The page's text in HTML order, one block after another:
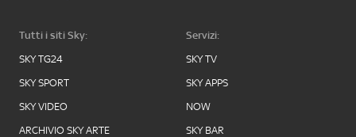
Tutti i siti Sky:
SKY TG24
SKY SPORT
SKY VIDEO
ARCHIVIO SKY ARTE
Servizi:
SKY TV
SKY APPS
NOW
SKY BAR